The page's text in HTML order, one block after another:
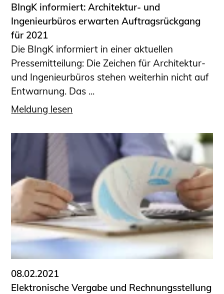
BIngK informiert: Architektur- und
Ingenieurbüros erwarten Auftragsrückgang
für 2021
Die BIngK informiert in einer aktuellen
Pressemitteilung: Die Zeichen für Architektur-
und Ingenieurbüros stehen weiterhin nicht auf
Entwarnung. Das ...
Meldung lesen
08.02.2021
Elektronische Vergabe und Rechnungsstellung